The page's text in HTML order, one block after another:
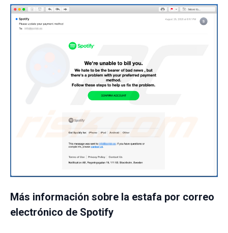
Más información sobre la estafa por correo
electrónico de Spotify